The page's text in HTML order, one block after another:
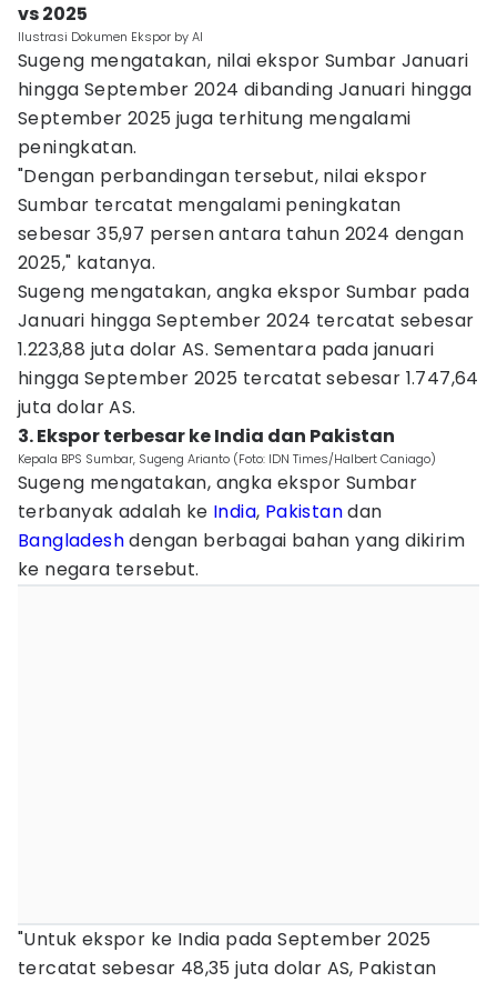
vs 2025
Ilustrasi Dokumen Ekspor by AI
Sugeng mengatakan, nilai ekspor Sumbar Januari
hingga September 2024 dibanding Januari hingga
September 2025 juga terhitung mengalami
peningkatan.
"Dengan perbandingan tersebut, nilai ekspor
Sumbar tercatat mengalami peningkatan
sebesar 35,97 persen antara tahun 2024 dengan
2025," katanya.
Sugeng mengatakan, angka ekspor Sumbar pada
Januari hingga September 2024 tercatat sebesar
1.223,88 juta dolar AS. Sementara pada januari
hingga September 2025 tercatat sebesar 1.747,64
juta dolar AS.
3. Ekspor terbesar ke India dan Pakistan
Kepala BPS Sumbar, Sugeng Arianto (Foto: IDN Times/Halbert Caniago)
Sugeng mengatakan, angka ekspor Sumbar
terbanyak adalah ke India, Pakistandan
Bangladeshdengan berbagai bahan yang dikirim
ke negara tersebut.
"Untuk ekspor ke India pada September 2025
tercatat sebesar 48,35 juta dolar AS, Pakistan